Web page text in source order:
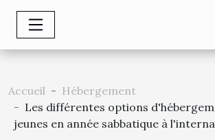
Accueil
Hébergement
Les différentes options
jeunes en année sabbatique à